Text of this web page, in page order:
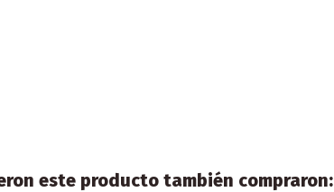
este producto también compraron: